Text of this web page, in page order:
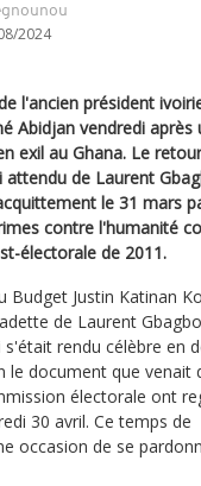
2024
l'ancien président
Abidjan vendredi après
exil au Ghana. Le
attendu de Laurent
le 31 mars
contre l'humanité
électorale de 2011.
Budget Justin Katinan
de Laurent
s'était rendu célèbre en
le document que venait
électorale ont
30 avril. Ce temps de
occasion de se